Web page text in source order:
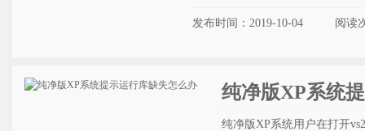
发布时间：2019-10-04 阅读
纯净版XP系统
纯净版XP系统用户在打开